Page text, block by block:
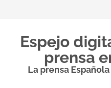
contenido
Espejo
prensa
La prensa